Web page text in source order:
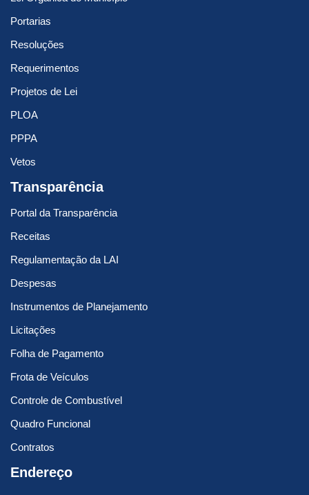
Portarias
Resoluções
Requerimentos
Projetos de Lei
PLOA
PPPA
Vetos
Transparência
Portal da Transparência
Receitas
Regulamentação da LAI
Despesas
Instrumentos de Planejamento
Licitações
Folha de Pagamento
Frota de Veículos
Controle de Combustível
Quadro Funcional
Contratos
Endereço